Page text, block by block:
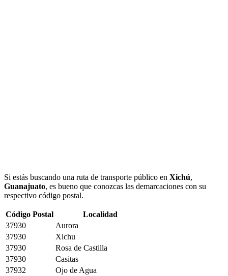
Si estás buscando una ruta de transporte público en Xichú,
Guanajuato, es bueno que conozcas las demarcaciones con su
respectivo código postal.
Código Postal
Localidad
37930
Aurora
37930
Xichu
37930
Rosa de Castilla
37930
Casitas
37932
Ojo de Agua